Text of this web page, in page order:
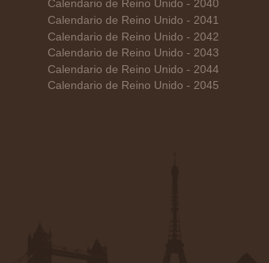
Calendario de Reino Unido - 2040
Calendario de Reino Unido - 2041
Calendario de Reino Unido - 2042
Calendario de Reino Unido - 2043
Calendario de Reino Unido - 2044
Calendario de Reino Unido - 2045